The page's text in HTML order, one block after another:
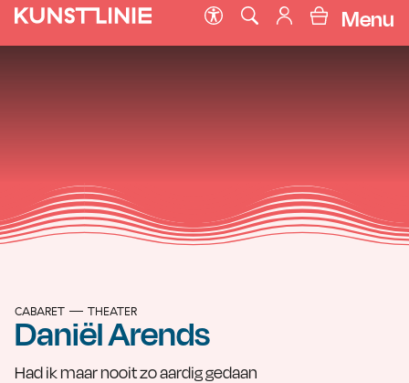
Menu
CABARET THEATER
Daniël Arends
Had ik maar nooit zo aardig gedaan